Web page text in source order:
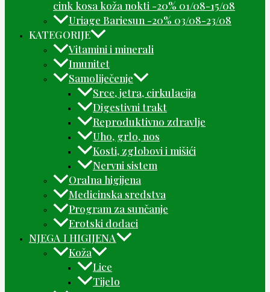
cink kosa koža nokti -20% 01/08-15/08
Uriage Bariesun -20% 03/08-23/08
KATEGORIJE
Vitamini i minerali
Imunitet
Samoliječenje
Srce, jetra, cirkulacija
Digestivni trakt
Reproduktivno zdravlje
Uho, grlo, nos
Kosti, zglobovi i mišići
Nervni sistem
Oralna higijena
Medicinska sredstva
Program za sunčanje
Erotski dodaci
NJEGA I HIGIJENA
Koža
Lice
Tijelo